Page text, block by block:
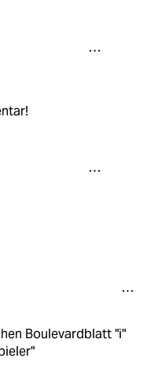
Boulevardblatt "i"